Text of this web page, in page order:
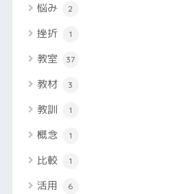
悩み 2
挫折 1
教室 37
教材 3
教訓 1
概念 1
比較 1
活用 6